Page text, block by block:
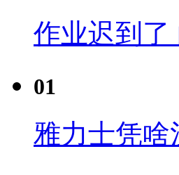
作业迟到
01
雅力士凭啥